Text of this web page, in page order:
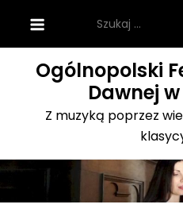
content
Ogólnopolski
Dawnej
Z muzyką poprzez